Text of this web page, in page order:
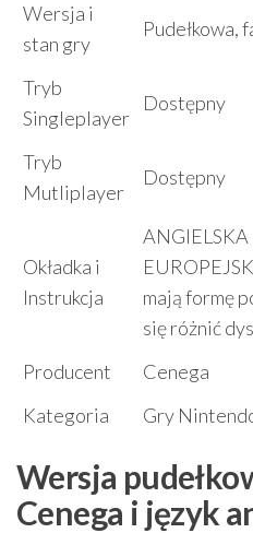
Wersja i
stan gry
Pudełkowa,
Tryb
Singleplayer
Dostępny
Tryb
Mutliplayer
Dostępny
Okładka i
Instrukcja
mają formę
się różnić
Producent
Cenega
Kategoria
Gry
Wersja
Cenega i język